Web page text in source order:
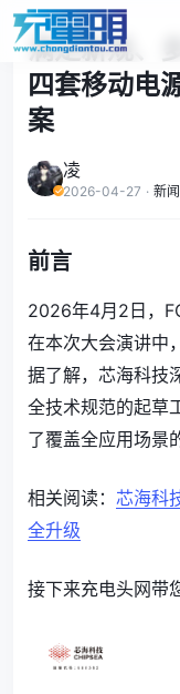
满足新规、
四套移动电
案
凌
2026-04-27 · 新闻
前言
2026年4月2日，
在本次大会演讲中
据了解，芯海科技
全技术规范的起草
了覆盖全应用场景
相关阅读： 芯海科
全升级
接下来充电头网带